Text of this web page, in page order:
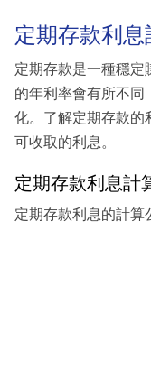
定期存款利
定期存款是一種穩定
的年利率會有所不同
化。了解定期存款的
可收取的利息。
定期存款利息計
定期存款利息的計算